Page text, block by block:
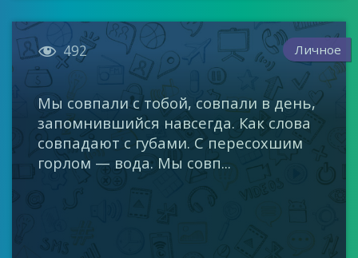
 492 Личное
Мы совпали с тобой, совпали в день,
запомнившийся навсегда. Как слова
совпадают с губами. С пересохшим
горлом — вода. Мы совп...